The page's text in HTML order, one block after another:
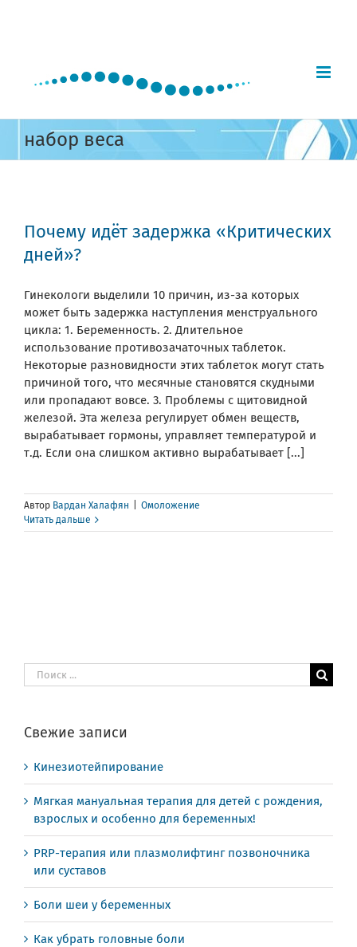
набор веса
Почему идёт задержка «Критических
дней»?
Гинекологи выделили 10 причин, из-за которых
может быть задержка наступления менструального
цикла: 1. Беременность. 2. Длительное
использование противозачаточных таблеток.
Некоторые разновидности этих таблеток могут стать
причиной того, что месячные становятся скудными
или пропадают вовсе. 3. Проблемы с щитовидной
железой. Эта железа регулирует обмен веществ,
вырабатывает гормоны, управляет температурой и
т.д. Если она слишком активно вырабатывает [...]
Автор Вардан Халафян
Омоложение
Читать дальше
Результат
поиска:
Свежие записи
Кинезиотейпирование
Мягкая мануальная терапия для детей с рождения,
взрослых и особенно для беременных!
PRP-терапия или плазмолифтинг позвоночника
или суставов
Боли шеи у беременных
Как убрать головные боли